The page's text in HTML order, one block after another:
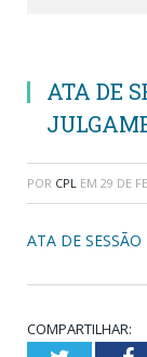
ATA DE
POR CPL EM 29 DE
ATA DE
COMPARTILHAR: